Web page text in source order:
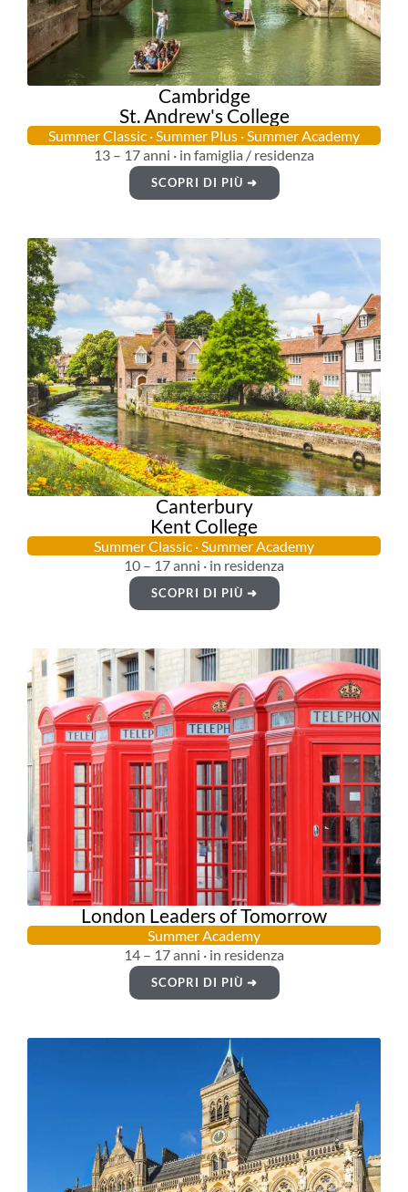
Cambridge
St. Andrew's College
Summer Classic · Summer Plus · Summer Academy
13 – 17 anni · in famiglia / residenza
SCOPRI DI PIÙ ➜
Canterbury
Kent College
Summer Classic · Summer Academy
10 – 17 anni · in residenza
SCOPRI DI PIÙ ➜
London Leaders of Tomorrow
Summer Academy
14 – 17 anni · in residenza
SCOPRI DI PIÙ ➜